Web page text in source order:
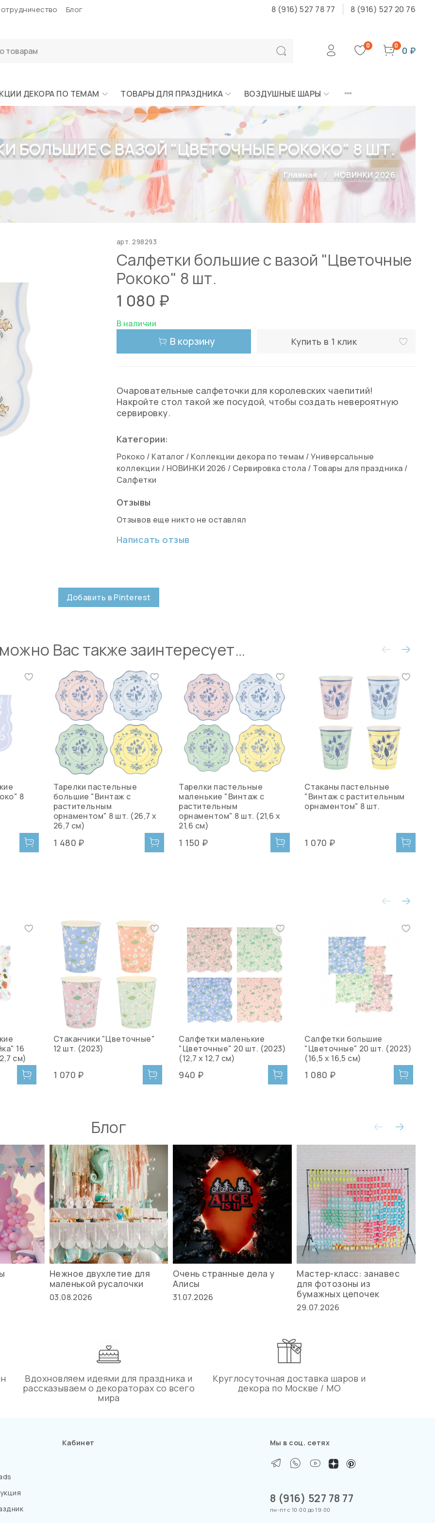
Блог 8 (916) 527 78 77 8 (916) 527 20 76
0 0 0 ₽
ДЕКОРА ПО ТЕМАМ ТОВАРЫ ДЛЯ ПРАЗДНИКА ВОЗДУШНЫЕ ШАРЫ
БОЛЬШИЕ С ВАЗОЙ "ЦВЕТОЧНЫЕ РОКОКО" 8 ШТ.
Главная НОВИНКИ 2026
арт.298293
Салфетки большие с вазой "Цветочные
Рококо" 8 шт.
1 080 ₽
В наличии
В корзину Купить в 1 клик
Очаровательные салфеточки для королевских чаепитий!
Накройте стол такой же посудой, чтобы создать невероятную
сервировку.
Категории:
Рококо / Каталог / Коллекции декора по темам /Универсальные
коллекции / НОВИНКИ 2026 / Сервировка стола / Товары для праздника /
Салфетки
Отзывы
Отзывов еще никто не оставлял
Написать отзыв
Добавить в Pinterest
Вас также заинтересует…
8
Тарелки пастельные
большие "Винтаж с
растительным
орнаментом" 8 шт. (26,7 x
26,7 см)
1 480 ₽
Тарелки пастельные
маленькие "Винтаж с
растительным
орнаментом" 8 шт. (21,6 x
21,6 см)
1 150 ₽
Стаканы пастельные
"Винтаж с растительным
орнаментом" 8 шт.
1 070 ₽
16
см)
Стаканчики "Цветочные"
12 шт. (2023)
1 070 ₽
Салфетки маленькие
"Цветочные" 20 шт. (2023)
(12,7 х 12,7 см)
940 ₽
Салфетки большие
"Цветочные" 20 шт. (2023)
(16,5 х 16,5 см)
1 080 ₽
Блог
Нежное двухлетие для
маленькой русалочки
03.08.2026
Очень странные дела у
Алисы
31.07.2026
Мастер-класс: занавес
для фотозоны из
бумажных цепочек
29.07.2026
Вдохновляем идеями для праздника и
рассказываем о декораторах со всего
мира
Круглосуточная доставка шаров и
декора по Москве / МО
Кабинет Мы в соц. сетях
8 (916) 527 78 77
пн-пт с 10:00 до 19:00